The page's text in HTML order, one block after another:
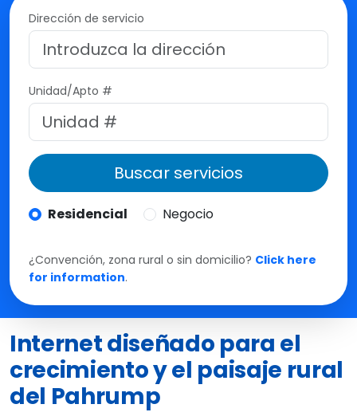
Dirección de servicio
Unidad/Apto #
Buscar servicios
Residencial Negocio
¿Convención, zona rural o sin domicilio? Click here
for information.
Internet diseñado para el
crecimiento y el paisaje rural
del Pahrump